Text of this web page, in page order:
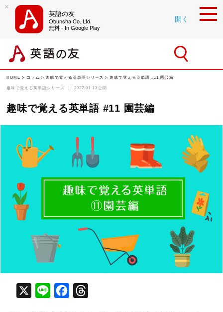
×
英語の友
Obunsha Co.,Ltd.
無料 - In Google Play
開く
HOME > コラム > 趣味で覚える英単語シリーズ > 趣味で覚える英単語 #11 園芸編
趣味で覚える英単語シリーズ 2022.01.13 公開
趣味で覚える英単語 #11 園芸編
X Line Facebook